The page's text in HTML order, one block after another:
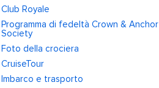
Club Royale
Programma di fedeltà Crown & Anchor
Society
Foto della crociera
CruiseTour
Imbarco e trasporto